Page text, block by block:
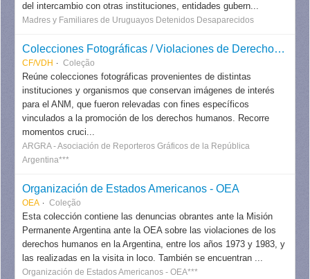
del intercambio con otras instituciones, entidades gubern...
Madres y Familiares de Uruguayos Detenidos Desaparecidos
Colecciones Fotográficas / Violaciones de Derechos Humanos
CF/VDH Coleção
Reúne colecciones fotográficas provenientes de distintas
instituciones y organismos que conservan imágenes de interés
para el ANM, que fueron relevadas con fines específicos
vinculados a la promoción de los derechos humanos. Recorre
momentos cruci...
ARGRA - Asociación de Reporteros Gráficos de la República
Argentina***
Organización de Estados Americanos - OEA
OEA Coleção
Esta colección contiene las denuncias obrantes ante la Misión
Permanente Argentina ante la OEA sobre las violaciones de los
derechos humanos en la Argentina, entre los años 1973 y 1983, y
las realizadas en la visita in loco. También se encuentran ...
Organización de Estados Americanos - OEA***